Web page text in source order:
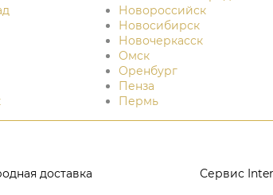
Новороссийск
Новосибирск
Новочеркасск
Омск
Оренбург
Пенза
Пермь
доставка Сервис